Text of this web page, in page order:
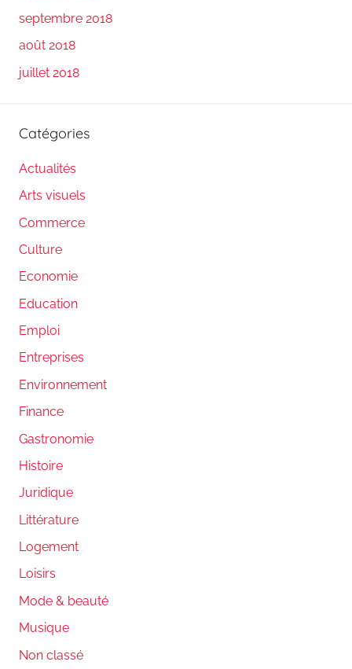
septembre 2018
août 2018
juillet 2018
Catégories
Actualités
Arts visuels
Commerce
Culture
Economie
Education
Emploi
Entreprises
Environnement
Finance
Gastronomie
Histoire
Juridique
Littérature
Logement
Loisirs
Mode & beauté
Musique
Non classé